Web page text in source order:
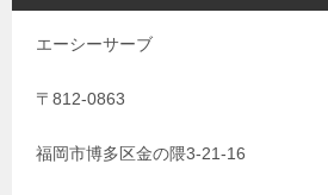
エーシーサーブ
〒812-0863
福岡市博多区金の隈3-21-16